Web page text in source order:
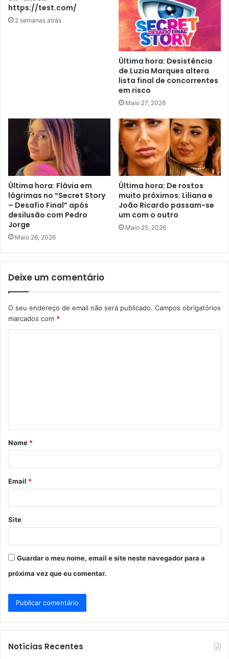
https://test.com/
2 semanas atrás
Última hora: Desistência
de Luzia Marques altera
lista final de concorrentes
em risco
Maio 27, 2026
Última hora: Flávia em
lágrimas no “Secret Story
– Desafio Final” após
desilusão com Pedro
Jorge
Maio 26, 2026
Última hora: De rostos
muito próximos: Liliana e
João Ricardo passam-se
um com o outro
Maio 25, 2026
Deixe um comentário
O seu endereço de email não será publicado. Campos obrigatórios
marcados com *
á
r
*
Nome *
Email *
Site
Guardar o meu nome, email e site neste navegador para a
próxima vez que eu comentar.
Notícias Recentes